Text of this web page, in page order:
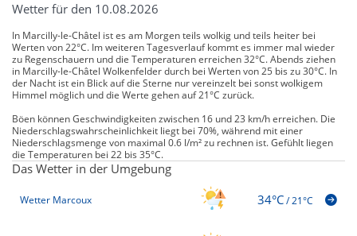
Wetter für den 10.08.2026
In Marcilly-le-Châtel ist es am Morgen teils wolkig und teils heiter bei
Werten von 22°C. Im weiteren Tagesverlauf kommt es immer mal wieder
zu Regenschauern und die Temperaturen erreichen 32°C. Abends ziehen
in Marcilly-le-Châtel Wolkenfelder durch bei Werten von 25 bis zu 30°C. In
der Nacht ist ein Blick auf die Sterne nur vereinzelt bei sonst wolkigem
Himmel möglich und die Werte gehen auf 21°C zurück.
Böen können Geschwindigkeiten zwischen 16 und 23 km/h erreichen. Die
Niederschlagswahrscheinlichkeit liegt bei 70%, während mit einer
Niederschlagsmenge von maximal 0.6 l/m² zu rechnen ist. Gefühlt liegen
die Temperaturen bei 22 bis 35°C.
Das Wetter in der Umgebung
Wetter Marcoux 34°C/21°C